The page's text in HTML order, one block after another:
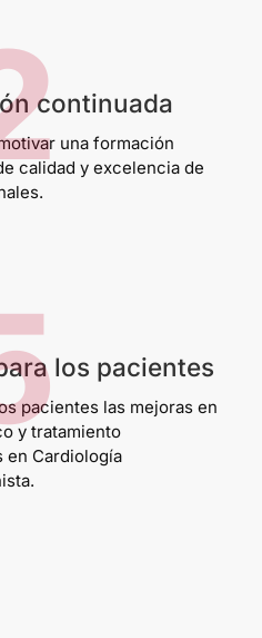
continuada
una formación
calidad y excelencia de
los pacientes
pacientes las mejoras en
y tratamiento
en Cardiología